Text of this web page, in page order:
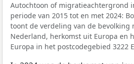
Autochtoon of migratieachtergrond
periode van 2015 tot en met 2024:
toont de verdeling van de bevolking
Nederland, herkomst uit Europa en
Europa in het postcodegebied 3222